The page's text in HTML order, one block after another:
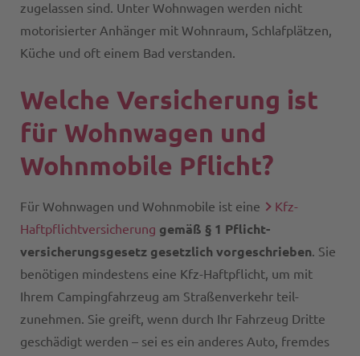
zugelassen sind. Unter Wohnwagen werden nicht
motorisierter Anhänger mit Wohnraum, Schlafplätzen,
Küche und oft einem Bad verstanden.
Welche Versicherung ist
für Wohnwagen und
Wohnmobile Pflicht?
Für Wohnwagen und Wohnmobile ist eine
Kfz-
Haftpflichtversicherung gemäß § 1 Pflicht­
versicherungs­gesetz gesetzlich vorgeschrieben. Sie
benötigen mindestens eine Kfz-Haftpflicht, um mit
Ihrem Campingfahrzeug am Straßen­verkehr teil­
zunehmen. Sie greift, wenn durch Ihr Fahrzeug Dritte
geschädigt werden – sei es ein anderes Auto, fremdes